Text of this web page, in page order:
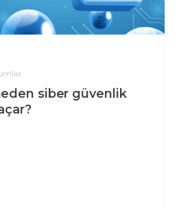
siber güvenlik